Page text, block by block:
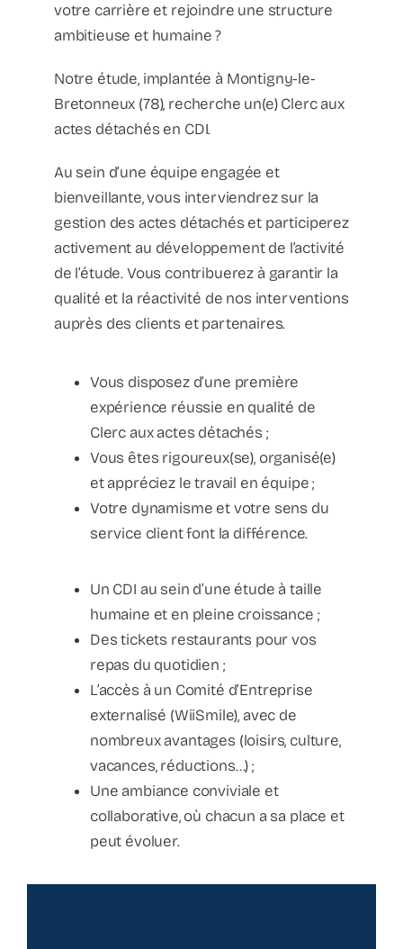
votre carrière et rejoindre une structure
ambitieuse et humaine ?
Notre étude, implantée à Montigny-le-
Bretonneux (78), recherche un(e) Clerc aux
actes détachés en CDI.
Au sein d’une équipe engagée et
bienveillante, vous interviendrez sur la
gestion des actes détachés et participerez
activement au développement de l’activité
de l’étude. Vous contribuerez à garantir la
qualité et la réactivité de nos interventions
auprès des clients et partenaires.
Vous disposez d’une première
expérience réussie en qualité de
Clerc aux actes détachés ;
Vous êtes rigoureux(se), organisé(e)
et appréciez le travail en équipe ;
Votre dynamisme et votre sens du
service client font la différence.
Un CDI au sein d’une étude à taille
humaine et en pleine croissance ;
Des tickets restaurants pour vos
repas du quotidien ;
L’accès à un Comité d’Entreprise
externalisé (WiiSmile), avec de
nombreux avantages (loisirs, culture,
vacances, réductions…) ;
Une ambiance conviviale et
collaborative, où chacun a sa place et
peut évoluer.